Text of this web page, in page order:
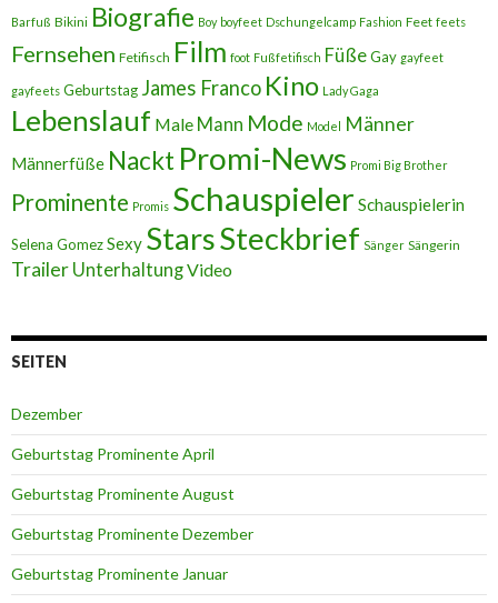
Barfuß Bikini Biografie Boy boyfeet Dschungelcamp Fashion Feet feets
Fernsehen Fetifisch Film foot Fußfetifisch FüßeGay gayfeet
gayfeets Geburtstag James Franco Kino Lady Gaga
Lebenslauf Male Mann Mode Model Männer
Männerfüße Nackt Promi-News Promi Big Brother
Prominente Promis Schauspieler Schauspielerin
Selena GomezSexy StarsSteckbrief Sänger Sängerin
Trailer UnterhaltungVideo
SEITEN
Dezember
Geburtstag Prominente April
Geburtstag Prominente August
Geburtstag Prominente Dezember
Geburtstag Prominente Januar